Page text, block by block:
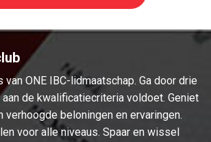
van ONE IBC-lidmaatschap. Ga door drie
de kwalificatiecriteria voldoet. Geniet
verhoogde beloningen en ervaringen.
voor alle niveaus. Spaar en wissel